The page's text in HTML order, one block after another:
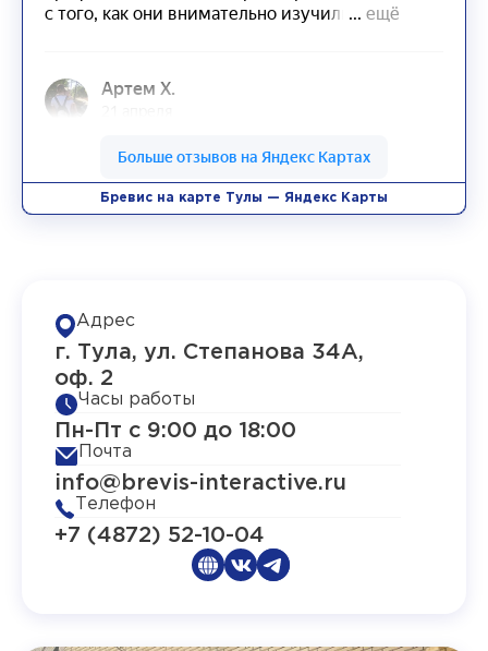
Бревис на карте Тулы — Яндекс Карты
Адрес
г. Тула, ул. Степанова 34А,
оф. 2
Часы работы
Пн-Пт с 9:00 до 18:00
Почта
info@brevis-interactive.ru
Телефон
+7 (4872) 52-10-04